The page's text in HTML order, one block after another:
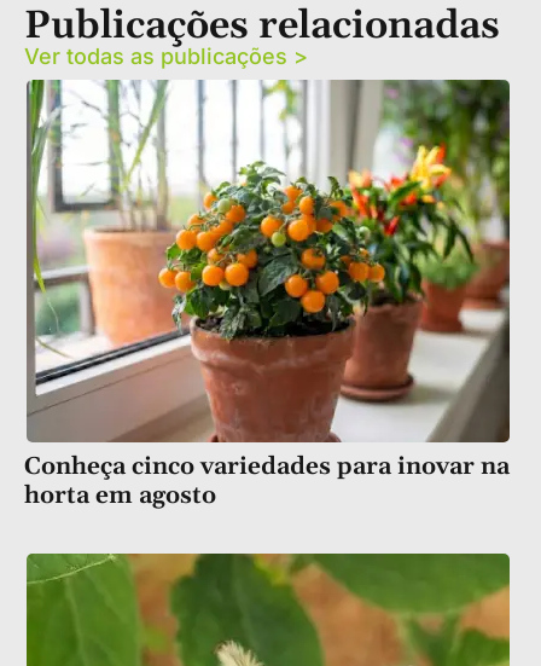
Publicações relacionadas
Ver todas as publicações >
Conheça cinco variedades para inovar na
horta em agosto